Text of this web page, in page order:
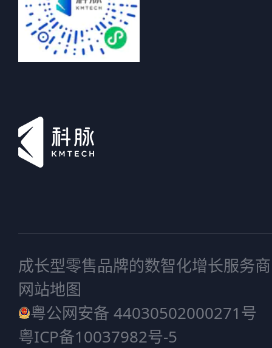
成长型零售品牌的数智化增长服务商
网站地图
粤公网安备 44030502000271号
粤ICP备10037982号-5